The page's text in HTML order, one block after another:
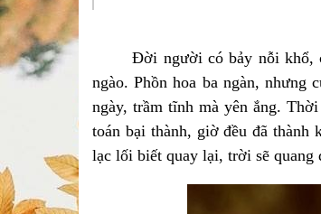
Đời người có bảy nỗi khổ,
ngào. Phồn hoa ba ngàn, nhưng
ngày, trầm tĩnh mà yên ắng.
toán bại thành, giờ đều đã thành
lạc lối biết quay lại, trời sẽ